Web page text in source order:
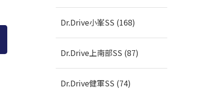
Dr.Drive小峯SS (168)
Dr.Drive上南部SS (87)
Dr.Drive健軍SS (74)